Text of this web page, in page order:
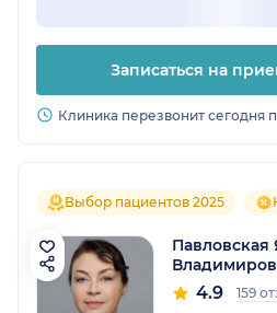
Записаться на
Клиника перезвонит сегодня
Выбор пациентов 2025
Павловская
4.9 159